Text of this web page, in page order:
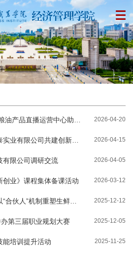
2026-04-20
2026-04-15
有限公司调研交流 2026-04-05
业》课程集体备课活动 2026-03-12
2025-12-12
第三届职业规划大赛 2025-12-05
能培训提升活动 2025-11-25